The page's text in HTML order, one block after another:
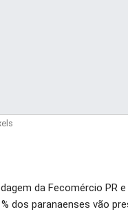
da Fecomércio PR
dos paranaenses vão